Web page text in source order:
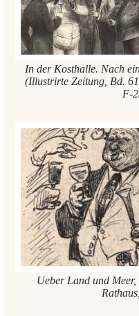
In der Kosthalle. Nach
(Illustrirte Zeitung, Bd.
F-
Ueber Land und